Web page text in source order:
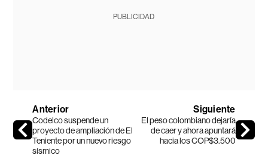
PUBLICIDAD
Anterior
Codelco suspende un
proyecto de ampliación de El
Teniente por un nuevo riesgo
sísmico
Siguiente
El peso colombiano dejaría
de caer y ahora apuntará
hacia los COP$3.500